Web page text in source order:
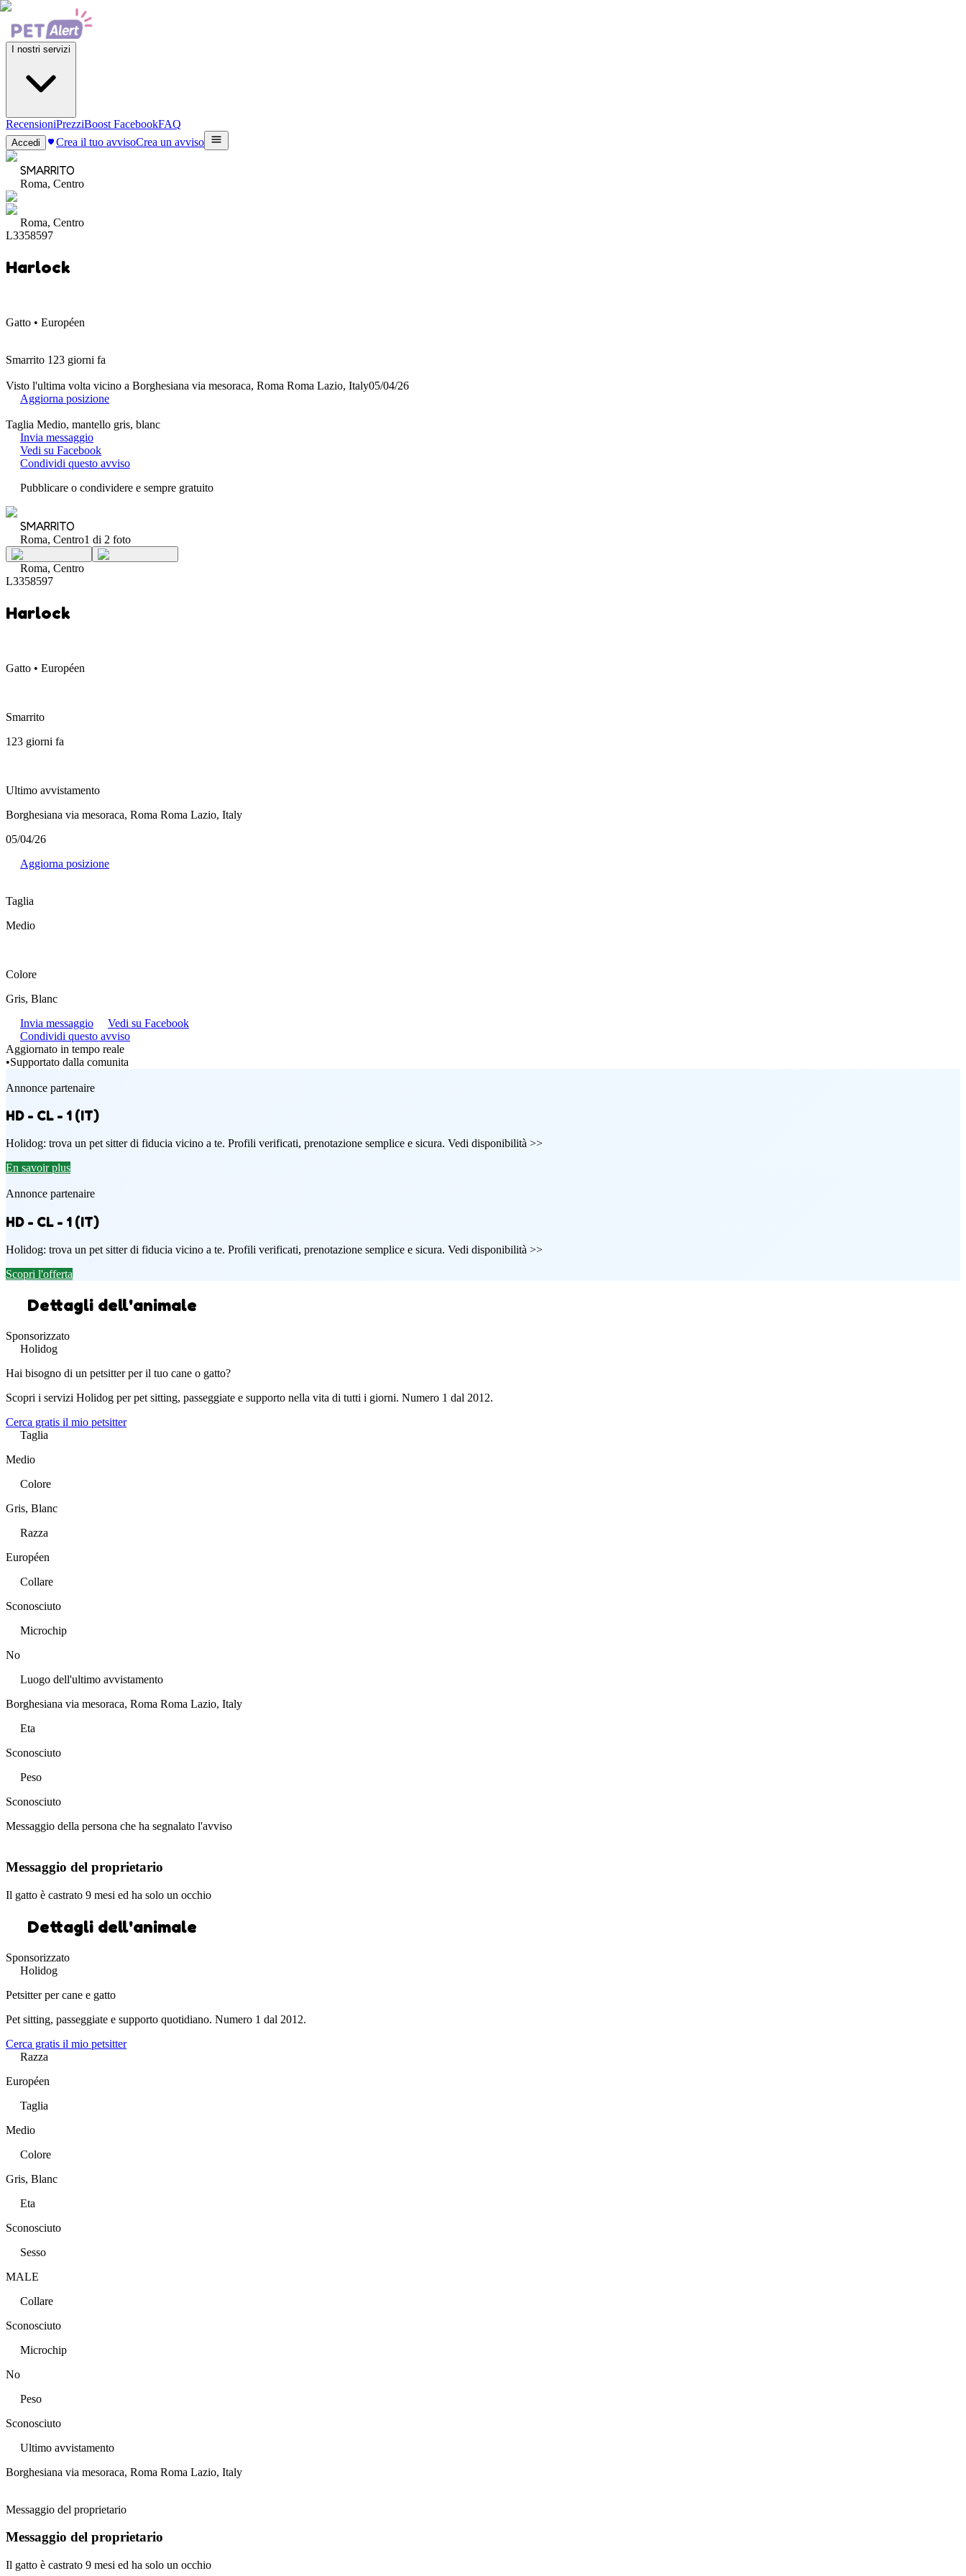
I nostri servizi
RecensioniPrezziBoost FacebookFAQ
Accedi Crea il tuo avvisoCrea un avviso
SMARRITO
Roma, Centro
Roma, Centro
L3358597
Harlock
Gatto • Européen
Smarrito 123 giorni fa
Visto l'ultima volta vicino a Borghesiana via mesoraca, Roma Roma Lazio, Italy05/04/26
Aggiorna posizione
Taglia Medio, mantello gris, blanc
Invia messaggio
Vedi su Facebook
Condividi questo avviso
Pubblicare o condividere e sempre gratuito
SMARRITO
Roma, Centro1 di 2 foto
Roma, Centro
L3358597
Harlock
Gatto • Européen
Smarrito
123 giorni fa
Ultimo avvistamento
Borghesiana via mesoraca, Roma Roma Lazio, Italy
05/04/26
Aggiorna posizione
Taglia
Medio
Colore
Gris, Blanc
Invia messaggio
Vedi su Facebook
Condividi questo avviso
Aggiornato in tempo reale
•Supportato dalla comunita
Annonce partenaire
HD - CL - 1 (IT)
Holidog: trova un pet sitter di fiducia vicino a te. Profili verificati, prenotazione semplice e sicura. Vedi disponibilità >>
En savoir plus
Annonce partenaire
HD - CL - 1 (IT)
Holidog: trova un pet sitter di fiducia vicino a te. Profili verificati, prenotazione semplice e sicura. Vedi disponibilità >>
Scopri l'offerta
Dettagli dell'animale
Sponsorizzato
Holidog
Hai bisogno di un petsitter per il tuo cane o gatto?
Scopri i servizi Holidog per pet sitting, passeggiate e supporto nella vita di tutti i giorni. Numero 1 dal 2012.
Cerca gratis il mio petsitter
Taglia
Medio
Colore
Gris, Blanc
Razza
Européen
Collare
Sconosciuto
Microchip
No
Luogo dell'ultimo avvistamento
Borghesiana via mesoraca, Roma Roma Lazio, Italy
Eta
Sconosciuto
Peso
Sconosciuto
Messaggio della persona che ha segnalato l'avviso
Messaggio del proprietario
Il gatto è castrato 9 mesi ed ha solo un occhio
Dettagli dell'animale
Sponsorizzato
Holidog
Petsitter per cane e gatto
Pet sitting, passeggiate e supporto quotidiano. Numero 1 dal 2012.
Cerca gratis il mio petsitter
Razza
Européen
Taglia
Medio
Colore
Gris, Blanc
Eta
Sconosciuto
Sesso
MALE
Collare
Sconosciuto
Microchip
No
Peso
Sconosciuto
Ultimo avvistamento
Borghesiana via mesoraca, Roma Roma Lazio, Italy
Messaggio del proprietario
Messaggio del proprietario
Il gatto è castrato 9 mesi ed ha solo un occhio